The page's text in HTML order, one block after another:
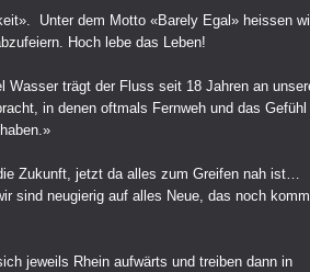
Unter dem Motto «Barely Egal» heissen
Hoch lebe das Leben!
trägt der Fluss seit 18 Jahren an
in denen oftmals Fernweh und das Gefühl
Zukunft, jetzt da alles zum Greifen nah ist…
sind neugierig auf alles Neue, das noch
jeweils Rhein aufwärts und treiben dann in